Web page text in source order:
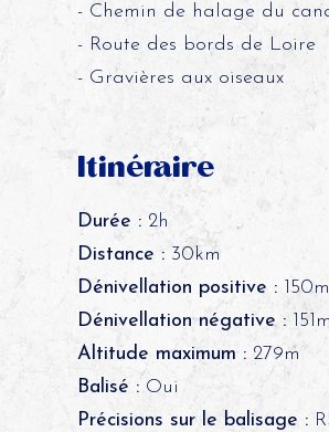
- Chemin de halage du
- Route des bords de Loire
- Gravières aux oiseaux
Itinéraire
Durée :2h
Distance :30km
Dénivellation positive :150m
Dénivellation négative :151m
Altitude maximum :279m
Balisé :Oui
Précisions sur le balisage :